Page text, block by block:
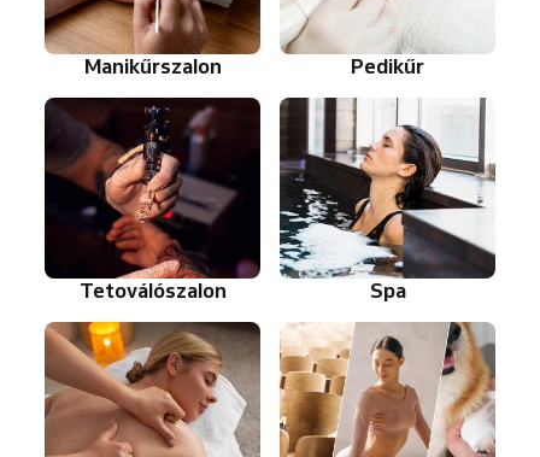
Manikűrszalon Pedikűr
Tetoválószalon Spa